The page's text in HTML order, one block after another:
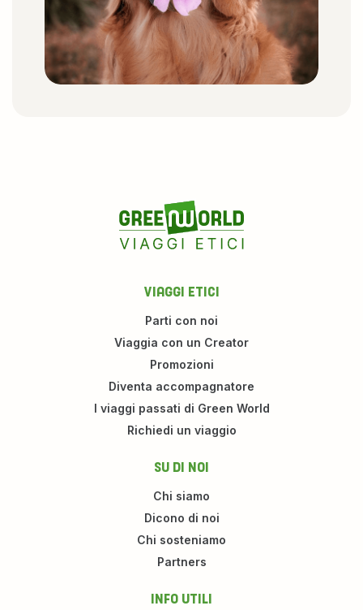
VIAGGI ETICI
Parti con noi
Viaggia con un Creator
Promozioni
Diventa accompagnatore
I viaggi passati di Green World
Richiedi un viaggio
SU DI NOI
Chi siamo
Dicono di noi
Chi sosteniamo
Partners
INFO UTILI